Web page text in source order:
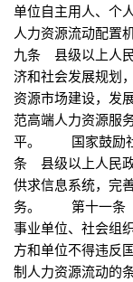
单位自主用人、个
人力资源流动配
九条 县级以上人
济和社会发展规划
资源市场建设，发
范高端人力资源服
平。 国家鼓励
条 县级以上人民
供求信息系统，完
务。 第十一条 国
事业单位、社会组
方和单位不得违反
制人力资源流动